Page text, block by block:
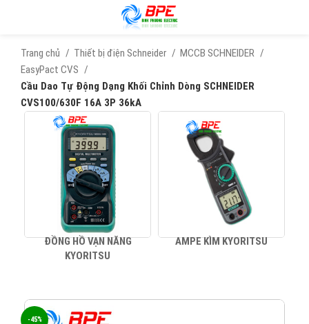
Trang chủ Thiết bị điện Schneider
MCCB SCHNEIDER
EasyPact CVS
Cầu Dao Tự Động Dạng Khối Chỉnh Dòng SCHNEIDER
CVS100/630F 16A 3P 36kA
ĐỒNG HỒ VẠN NĂNG
KYORITSU
AMPE KÌM KYORITSU
-45%